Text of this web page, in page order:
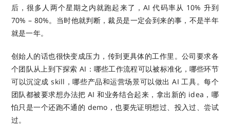
后，很多人两个星期之内就跑起来了，AI 代码率从 10% 升到
70% – 80%。当时他就判断，裁员是一定会到来的事，不是半年
就是一年。
创始人的话也很快变成压力，传到更具体的工作里。公司要求各
个团队从上到下探索 AI：哪些工作流程可以被标准化，哪些环节
可以沉淀成 skill，哪些产品和运营场景可以做出 AI 工具。每个
团队都被要求想办法把 AI 和业务结合起来，拿出新的 idea，哪
怕只是一个还跑不通的 demo，也要先证明想过、投入过、尝试
过。